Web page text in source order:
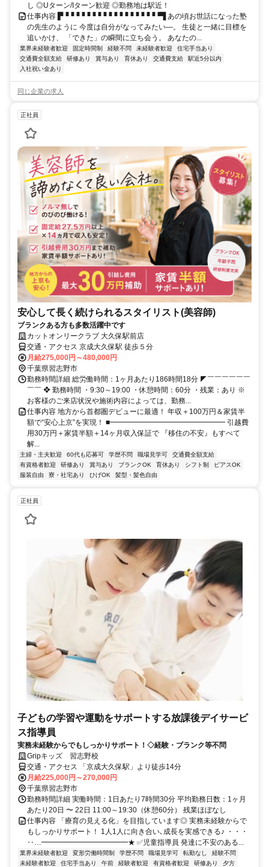
し ◎Uターン/Iターン歓迎 ◎勤務地は駅近！
仕事内容 ▛▝▝▝▝▝▝▝▝▝▝▝▝▝▝▝▝▝▝▜ あの頃お世話になった塾
の先生のように 今度は自分がなってみたい―。 生徒と一緒に目標を
追いかけ、 「できた」の瞬間に立ち会う。 あなたの...
業界未経験者歓迎 固定時間制 経験不問 未経験者歓迎
住宅手当あり
交通費全額支給
研修あり 賞与あり 育休あり 交通費支給
駅近5分以内
入社祝い金あり
同じ企業の求人
正社員
安心して長く続けられるスタイリスト(美容師)
ブランクある方も多数活躍中です
カットオンリークラブ 大久保駅前店
交通・アクセス 京成大久保駅 徒歩５分
月給275,000円～480,000円
千葉県習志野市
勤務時間詳細 総労働時間：1ヶ月あたり186時間18分 ◤￣￣￣￣￣￣
￣￣ ❖ 勤務時間 ・9:30～19:00 ・休憩時間：60分 ・残業：あり ※
お客様のご来店状況や施術内容によっては、勤務...
仕事内容 地方から首都圏デビューに最適！ 年収＋100万円＆家賃半
額で“安心上京”を実現！ ■━━━━━━━━━━━━━━━━ 引越費
用30万円＋家賃半額＋14ヶ月収入保証で 『移住の不安』もすべて
解...
主婦・主夫歓迎 60代も応募可 学歴不問 職場見学可
交通費全額支給
有資格者歓迎
研修あり 賞与あり ブランクOK 育休あり シフト制
ピアスOK
服装自由
寮・社宅あり ひげOK 髪型・髪色自由
正社員
子どもの学習や運動をサポートする放課後デイサービ
ス指導員
実務未経験からでもしっかりサポート！◇経験・ブランク等不問
Gripキッズ 習志野校
交通・アクセス 「京成大久保駅」より徒歩14分
月給225,000円～270,000円
千葉県習志野市
勤務時間詳細 実働時間：1日あたり7時間30分 平均勤務日数：1ヶ月
あたり20日 〜 22日 11:00～19:30（休憩60分） 残業ほぼなし
仕事内容 「療育の見える化」を目指しています◎ 実務未経験からで
もしっかりサポート！ 1人1人に向き合い､成長を実感できる♪ ・・・
‥…━━━━━━━━━━━━★ ✅児童指導員 発達に不安のある...
業界未経験者歓迎 変形労働時間制 学歴不問 職場見学可 転勤なし
経験不問
未経験者歓迎
住宅手当あり 午前 経験者歓迎 有資格者歓迎 研修あり
夕方